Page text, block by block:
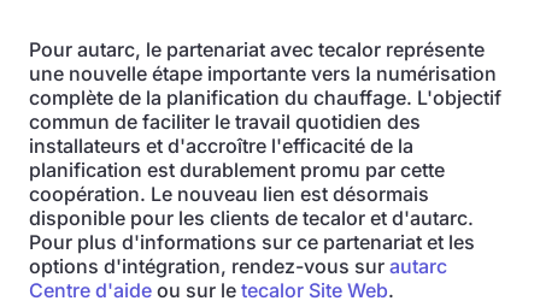
Pour autarc, le partenariat avec tecalor représente
une nouvelle étape importante vers la numérisation
complète de la planification du chauffage. L'objectif
commun de faciliter le travail quotidien des
installateurs et d'accroître l'efficacité de la
planification est durablement promu par cette
coopération. Le nouveau lien est désormais
disponible pour les clients de tecalor et d'autarc.
Pour plus d'informations sur ce partenariat et les
options d'intégration, rendez-vous sur autarc
Centre d'aide ou sur le tecalor Site Web.